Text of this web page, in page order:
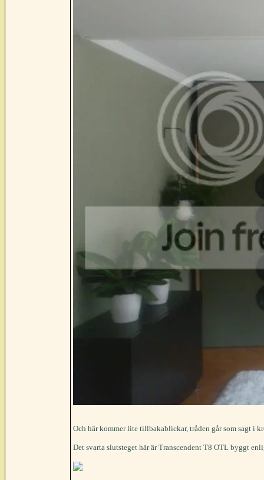
Och här kommer lite tillbakablickar, tråden går som sagt i
Det svarta slutsteget här är Transcendent T8 OTL byggt